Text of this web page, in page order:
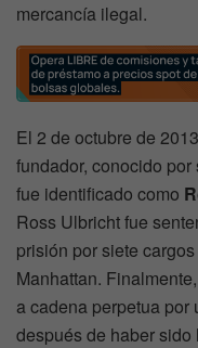
mercancía ilegal.
El 2 de octubre de
fundador, conocido por
fue identificado como
Ross Ulbricht fue
prisión por siete
Manhattan.
a cadena perpetua por
después de haber